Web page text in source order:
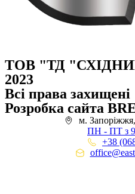
ТОВ "ТД
2023
Всі права захищені
Розробка сайта
м.
ПН - ПТ з
+38